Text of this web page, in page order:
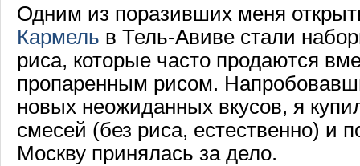
Одним из поразивших меня
Кармель в Тель-Авиве стали
риса, которые часто продаются
пропаренным рисом.
новых неожиданных вкусов, я
смесей (без риса, естественно) и
Москву принялась за дело.